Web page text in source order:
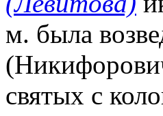
м. была
святых с